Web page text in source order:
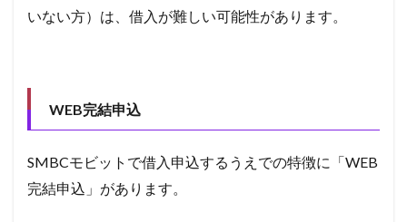
べれ
ば金
無利
無い
8
いない方）は、借入が難しい可能性があります。
WEB完結申込
SMBCモビットで借入申込するうえでの特徴に「WEB
完結申込」があります。